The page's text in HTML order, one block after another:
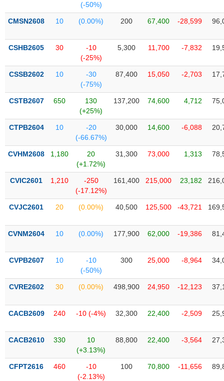
Trạng
cổ
phiếu
Quy
mô
trường
yết
yết
Niêm
bổ
sung
Hủy
niêm
Theo
đặc
Không
ký
quỹ
Danh
mục
(-50%)
CMSN2608 10 (0.00%) 200 67,400 -28,599
CSHB2605 30
-10
(-25%)
5,300 11,700 -7,832
CSSB2602 10
-30
(-75%)
87,400 15,050 -2,703
CSTB2607 650
130
(+25%)
137,200 74,600 4,712
CTPB2604 10
-20
(-66.67%)
30,000 14,600 -6,088
CVHM2608 1,180
20
(+1.72%)
31,300 73,000 1,313
CVIC2601 1,210
-250
(-17.12%)
161,400 215,000 23,182
CVJC2601 20 (0.00%) 40,500 125,500 -43,721
CVNM2604 10 (0.00%) 177,900 62,000 -19,386
CVPB2607 10
-10
(-50%)
300 25,000 -8,964
CVRE2602 30 (0.00%) 498,900 24,950 -12,123
CACB2609 240 -10 (-4%) 32,300 22,400 -2,509
CACB2610 330
10
(+3.13%)
88,800 22,400 -3,564
CFPT2616 460
-10
(-2.13%)
100 70,800 -11,656
DOANH
CỔ
SINH
PHIẾU
CỤ
ĐẦU
XUẤT
LIỆU